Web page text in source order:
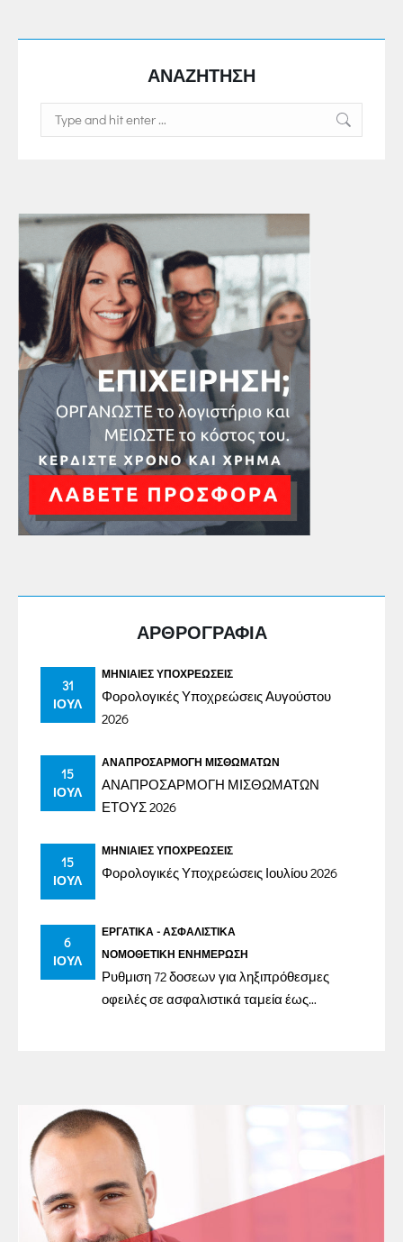
ΑΝΑΖΗΤΗΣΗ
Search:
ΑΡΘΡΟΓΡΑΦΙΑ
31
ΙΟΎΛ
ΜΗΝΙΑΊΕΣ ΥΠΟΧΡΕΏΣΕΙΣ
Φορολογικές Υποχρεώσεις Αυγούστου
2026
15
ΙΟΎΛ
ΑΝΑΠΡΟΣΑΡΜΟΓΉ ΜΙΣΘΩΜΆΤΩΝ
ΑΝΑΠΡΟΣΑΡΜΟΓΗ ΜΙΣΘΩΜΑΤΩΝ
ΕΤΟΥΣ 2026
15
ΙΟΎΛ
ΜΗΝΙΑΊΕΣ ΥΠΟΧΡΕΏΣΕΙΣ
Φορολογικές Υποχρεώσεις Ιουλίου 2026
6
ΙΟΎΛ
ΕΡΓΑΤΙΚΆ - ΑΣΦΑΛΙΣΤΙΚΆ
ΝΟΜΟΘΕΤΙΚΉ ΕΝΗΜΈΡΩΣΗ
Ρυθμιση 72 δοσεων για ληξιπρόθεσμες
οφειλές σε ασφαλιστικά ταμεία έως